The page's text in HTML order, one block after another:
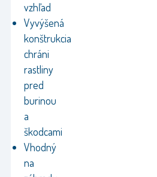
vzhľad
Vyvýšená
konštrukcia
chráni
rastliny
pred
burinou
a
škodcami
Vhodný
na